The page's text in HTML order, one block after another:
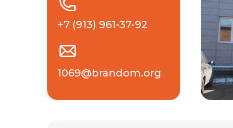
1069@brandom.org
+7 (913) 961-37-92